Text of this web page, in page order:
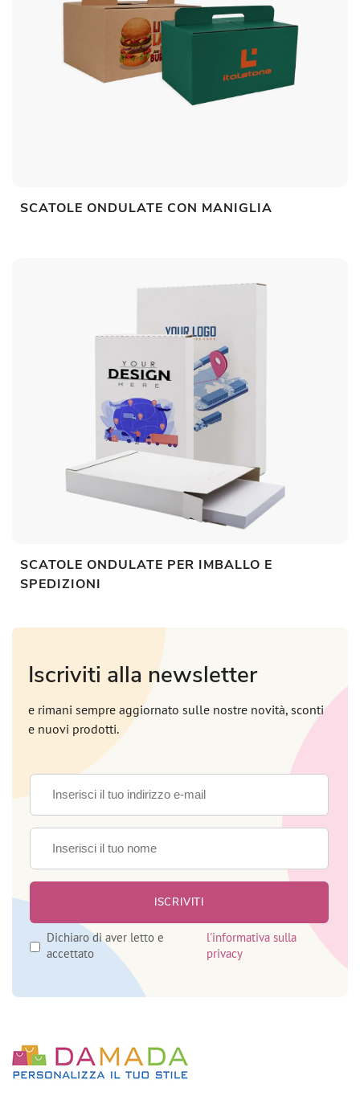
SCATOLE ONDULATE CON MANIGLIA
SCATOLE ONDULATE PER IMBALLO E
SPEDIZIONI
Iscriviti alla newsletter
e rimani sempre aggiornato sulle nostre novità, sconti
e nuovi prodotti.
Dichiaro di aver letto e
accettato
l'informativa sulla
privacy